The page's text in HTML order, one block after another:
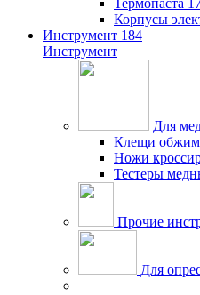
Термопаста
Корпусы
Инструмент 184
Инструмент
Для
Клещи
Ножи
Тестеры
Прочие
Для